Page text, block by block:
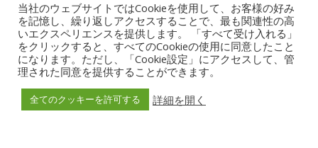
東京で叶える、理想の家づくフェア
開催日
2018-04-18
開催場所
板橋高島平ハウジングステージ / 東京都
当社のウェブサイトではCookieを使用して、お客様の好み
を記憶し、繰り返しアクセスすることで、最も関連性の高
いエクスペリエンスを提供します。 「すべて受け入れる」
をクリックすると、すべてのCookieの使用に同意したこと
になります。ただし、「Cookie設定」にアクセスして、管
理された同意を提供することができます。
全てのクッキーを許可する 詳細を開く